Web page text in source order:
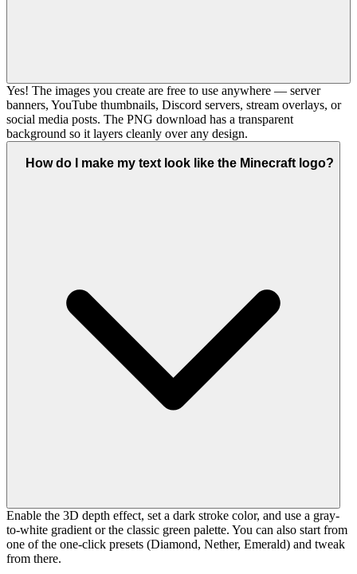
Yes! The images you create are free to use anywhere — server
banners, YouTube thumbnails, Discord servers, stream overlays, or
social media posts. The PNG download has a transparent
background so it layers cleanly over any design.
How do I make my text look like the Minecraft logo?
Enable the 3D depth effect, set a dark stroke color, and use a gray-
to-white gradient or the classic green palette. You can also start from
one of the one-click presets (Diamond, Nether, Emerald) and tweak
from there.